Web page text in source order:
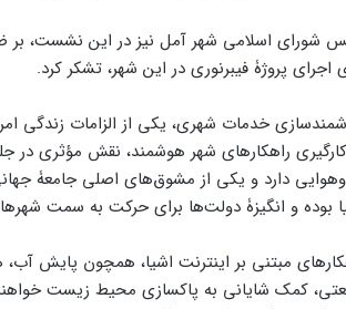
شورای اسلامی شهر آمل نیز در این نشست، بر
اجرای پروژۀ فیبرنوری در این شهر، تشکر کرد.
خدمات شهری، یکی از الزامات زندگی
راهکارهای شهر هوشمند، نقش مؤثری
دارد و یکی از مشوق‌های اصلی جامعۀ
بوده و انگیزۀ دولت‌ها برای حرکت به سمت
مبتنی بر اینترنت اشیا،‌ همچون پایش